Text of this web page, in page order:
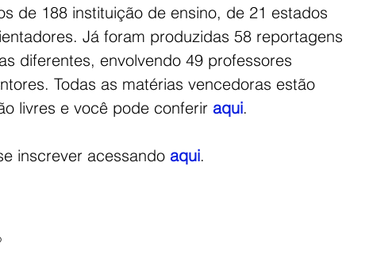
de 188 instituição de ensino, de 21 estados
Já foram produzidas 58 reportagens
diferentes, envolvendo 49 professores
Todas as matérias vencedoras estão
livres e você pode conferir aqui.
inscrever acessando aqui.